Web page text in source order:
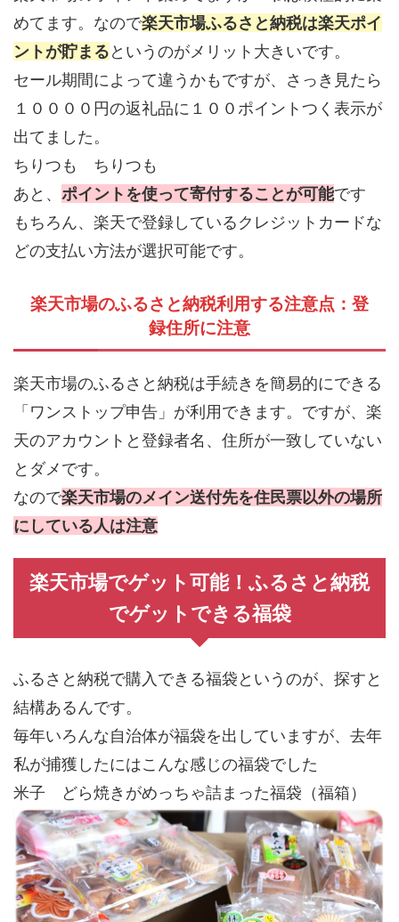
めてます。なので楽天市場ふるさと納税は楽天ポイ
ントが貯まるというのがメリット大きいです。
セール期間によって違うかもですが、さっき見たら
１００００円の返礼品に１００ポイントつく表示が
出てました。
ちりつも ちりつも
あと、 ポイントを使って寄付することが可能です
もちろん、楽天で登録しているクレジットカードな
どの支払い方法が選択可能です。
楽天市場のふるさと納税利用する注意点：登
録住所に注意
楽天市場のふるさと納税は手続きを簡易的にできる
「ワンストップ申告」が利用できます。ですが、楽
天のアカウントと登録者名、住所が一致していない
とダメです。
なので楽天市場のメイン送付先を住民票以外の場所
にしている人は注意
楽天市場でゲット可能！ふるさと納税
でゲットできる福袋
ふるさと納税で購入できる福袋というのが、探すと
結構あるんです。
毎年いろんな自治体が福袋を出していますが、去年
私が捕獲したにはこんな感じの福袋でした
米子 どら焼きがめっちゃ詰まった福袋（福箱）